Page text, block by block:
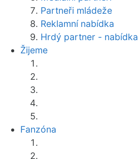
Partneři mládeže
Reklamní nabídka
Hrdý partner - nabídka
Žijeme
Fanzóna